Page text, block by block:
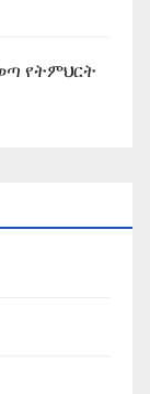
የትምህርት